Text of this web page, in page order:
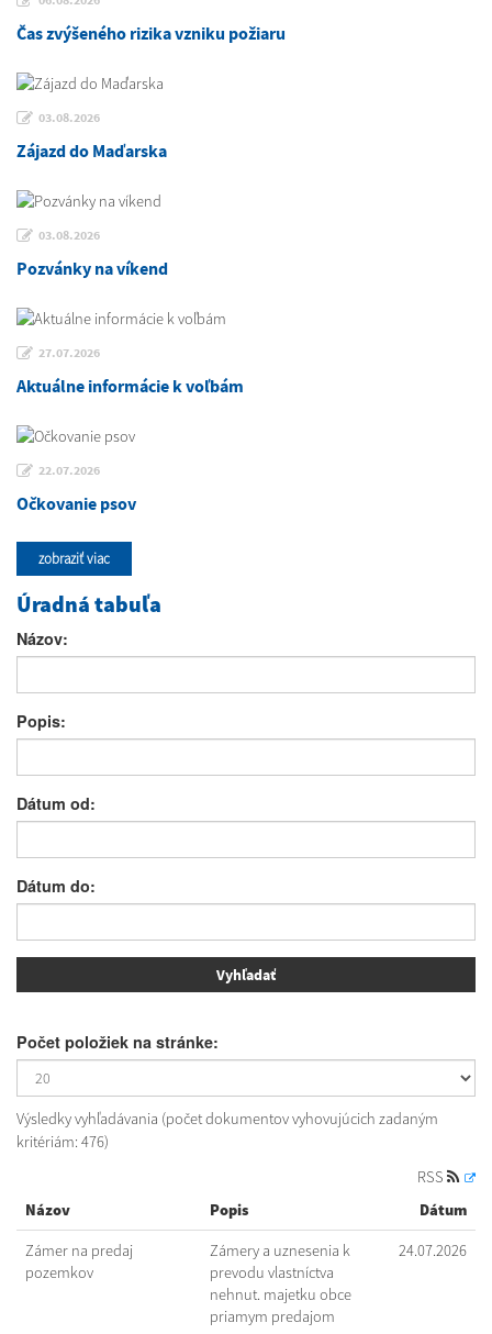
Čas zvýšeného rizika vzniku požiaru
03.08.2026
Zájazd do Maďarska
03.08.2026
Pozvánky na víkend
27.07.2026
Aktuálne informácie k voľbám
22.07.2026
Očkovanie psov
zobraziť viac
Úradná tabuľa
Názov:
Popis:
Dátum od:
Dátum do:
Počet položiek na stránke:
Výsledky vyhľadávania (počet dokumentov vyhovujúcich zadaným
kritériám: 476)
RSS
Názov
Popis Dátum
Zámer na predaj
pozemkov
Zámery a uznesenia k
prevodu vlastníctva
nehnut. majetku obce
priamym predajom
24.07.2026